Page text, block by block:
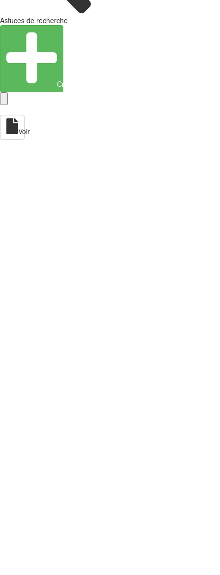
Astuces de recherche
Créer une entité
Voir